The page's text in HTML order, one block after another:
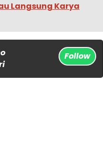
Langsung Karya
Follow